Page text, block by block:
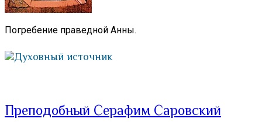
Погребение праведной Анны.
Духовный источник
Преподобный Серафим Саровский